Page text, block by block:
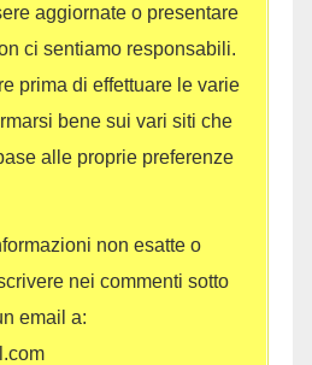
aggiornate o presentare
ci sentiamo responsabili.
prima di effettuare le varie
bene sui vari siti che
alle proprie preferenze
non esatte o
nei commenti sotto
email a: